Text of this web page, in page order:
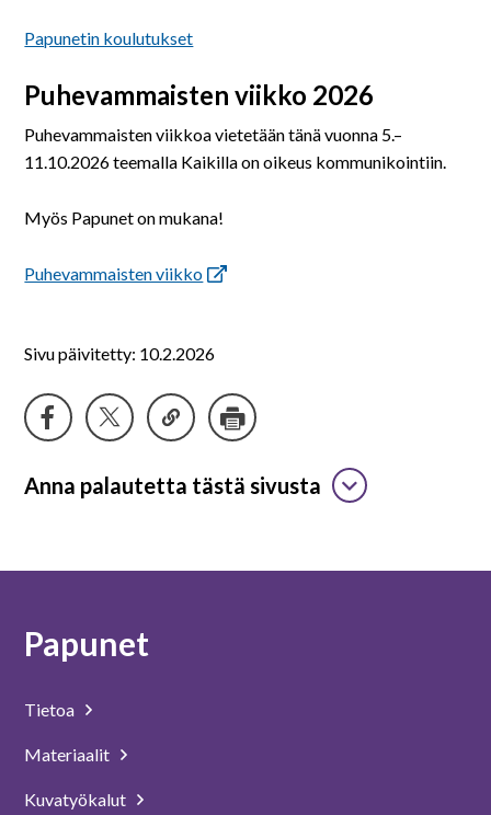
Papunetin koulutukset
Puhevammaisten viikko 2026
Puhevammaisten viikkoa vietetään tänä vuonna 5.–
11.10.2026 teemalla Kaikilla on oikeus kommunikointiin.
Myös Papunet on mukana!
Puhevammaisten viikko
Sivu päivitetty: 10.2.2026
Anna palautetta tästä sivusta
Papunet
Tietoa
Materiaalit
Kuvatyökalut